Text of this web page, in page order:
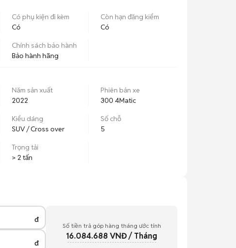
Có phụ kiện đi kèm
Có
Còn hạn đăng kiểm
Có
Chính sách bảo hành
Bảo hành hãng
Năm sản xuất
2022
Phiên bản xe
300 4Matic
Kiểu dáng
SUV / Cross over
Số chỗ
5
Trọng tải
> 2 tấn
đ
đ
Số tiền trả góp hàng tháng ước tính
16.084.688 VNĐ / Tháng